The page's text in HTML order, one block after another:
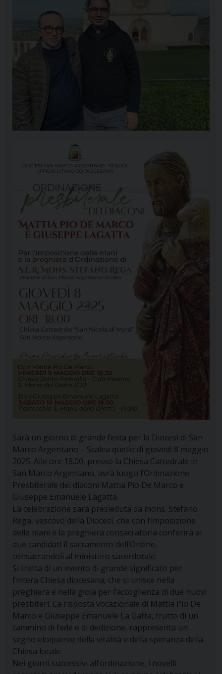
Sarà un giorno di grande festa per la Diocesi di San
Marco Argentano – Scalea quello di giovedì 8 maggio
2025. Alle ore 18.00, presso la Chiesa Cattedrale in
San Marco Argentano, avrà luogo l’Ordinazione
Presbiterale dei diaconi Mattia Pio De Marco e
Giuseppe Emanuele Lagatta.
La celebrazione sarà presieduta da mons. Stefano
Rega, vescovo della Diocesi, che con l’imposizione
delle mani e la preghiera consacratoria conferirà ai
due candidati il sacramento dell’Ordine,
consacrandoli al ministero sacerdotale.
Si tratta di un evento di grande significato per
l’intera Chiesa diocesana, che si unisce nella
preghiera e nella gioia per l’accoglienza di due nuovi
presbiteri. La risposta vocazionale di Mattia Pio De
Marco e Giuseppe Emanuele La Gatta, frutto di un
cammino di fede e di dedizione, rappresenta un
segno eloquente della vitalità e della speranza della
Chiesa locale.
Nei giorni successivi all’ordinazione, i novelli